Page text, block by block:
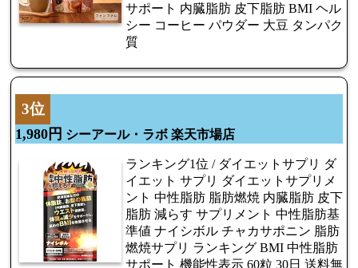
サポート 内臓脂肪 皮下脂肪 BMI ヘル
シー コーヒー パウダー 大豆 タンパク
質
3位
1,980円 シーアール・ラボ 楽天市場店
ランキング1位 / ダイエットサプリ ダ
イエット サプリ ダイエットサプリメ
ント 中性脂肪 脂肪燃焼 内臓脂肪 皮下
脂肪 減らす サプリメント 中性脂肪基
準値 ナイシボル チャカサポニン 脂肪
燃焼サプリ ランキング BMI 中性脂肪
サポート 機能性表示 60粒 30日 送料無